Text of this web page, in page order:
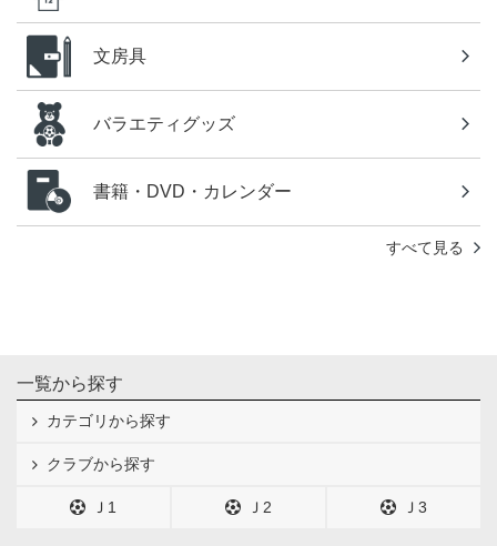
文房具
バラエティグッズ
書籍・DVD・カレンダー
すべて見る
一覧から探す
カテゴリから探す
クラブから探す
Ｊ1 Ｊ2 Ｊ3